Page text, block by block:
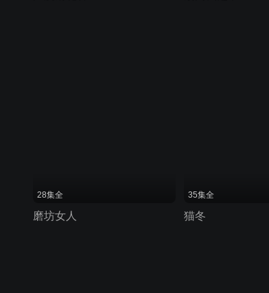
28集全
磨坊女人
35集全
猫冬